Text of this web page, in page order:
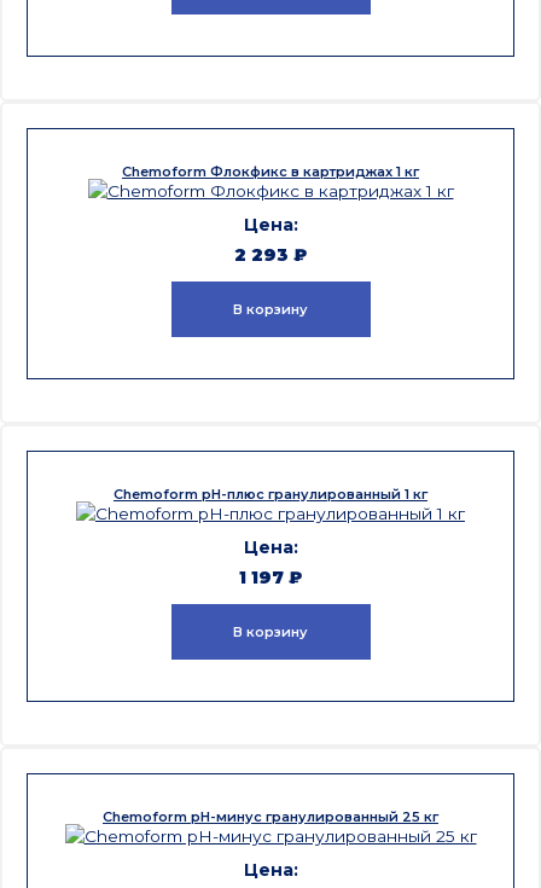
Chemoform Флокфикс в картриджах 1 кг
2 293 ₽
В корзину
Chemoform pH-плюс гранулированный 1 кг
1 197 ₽
В корзину
Chemoform pH-минус гранулированный 25 кг